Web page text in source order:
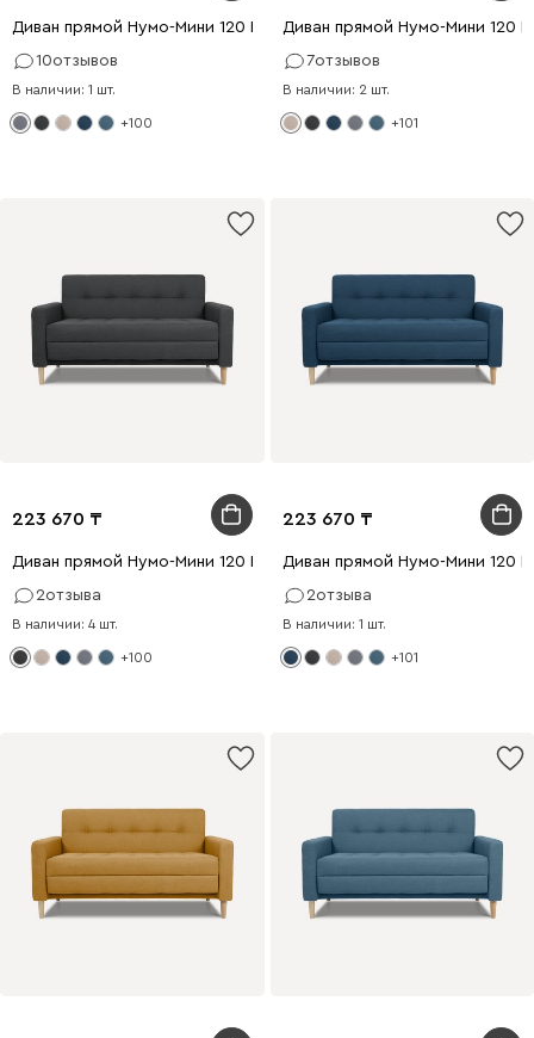
Диван прямой Нумо-Мини 120 Рогожка Серый
10отзывов
В наличии: 1 шт.
+100
Диван прямой Нумо-Мини 120
7отзывов
В наличии: 2 шт.
+101
223 670
Диван прямой Нумо-Мини 120 Рогожка Графитовый
2отзыва
В наличии: 4 шт.
+100
223 670
Диван прямой Нумо-Мини 120
2отзыва
В наличии: 1 шт.
+101